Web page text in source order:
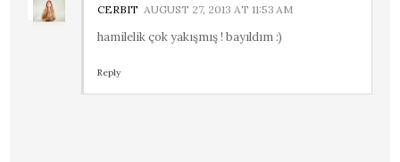
CERBIT AUGUST 27, 2013 AT 11:53 AM
hamilelik çok yakışmış ! bayıldım :)
Reply